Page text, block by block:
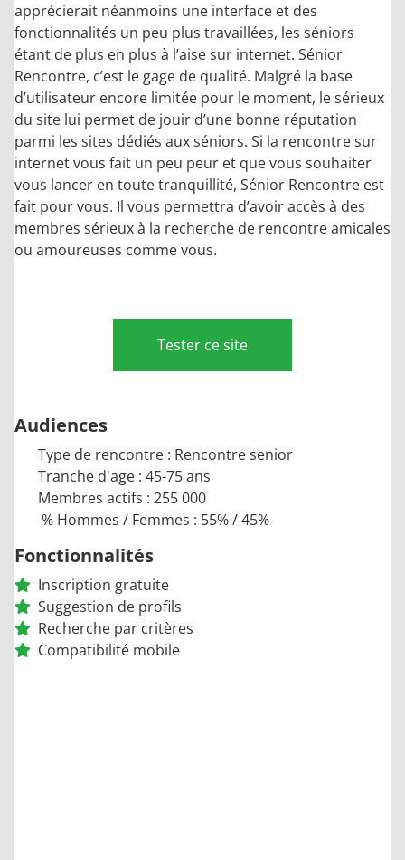
apprécierait néanmoins une interface et des
fonctionnalités un peu plus travaillées, les séniors
étant de plus en plus à l’aise sur internet. Sénior
Rencontre, c’est le gage de qualité. Malgré la base
d’utilisateur encore limitée pour le moment, le sérieux
du site lui permet de jouir d’une bonne réputation
parmi les sites dédiés aux séniors. Si la rencontre sur
internet vous fait un peu peur et que vous souhaiter
vous lancer en toute tranquillité, Sénior Rencontre est
fait pour vous. Il vous permettra d’avoir accès à des
membres sérieux à la recherche de rencontre amicales
ou amoureuses comme vous.
Audiences
Type de rencontre : Rencontre senior
Tranche d'age : 45-75 ans
Membres actifs : 255 000
% Hommes / Femmes : 55% / 45%
Fonctionnalités
Inscription gratuite
Suggestion de profils
Recherche par critères
Compatibilité mobile
Tester ce site